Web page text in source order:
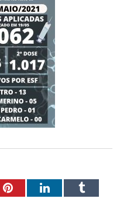
PinterestLinkedInTumblr